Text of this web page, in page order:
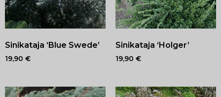
Sinikataja ‘Blue Swede’
19,90 €
Sinikataja ‘Holger’
19,90 €